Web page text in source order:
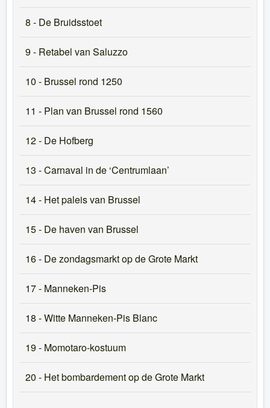
8 - De Bruidsstoet
9 - Retabel van Saluzzo
10 - Brussel rond 1250
11 - Plan van Brussel rond 1560
12 - De Hofberg
13 - Carnaval in de ‘Centrumlaan’
14 - Het paleis van Brussel
15 - De haven van Brussel
16 - De zondagsmarkt op de Grote Markt
17 - Manneken-Pis
18 - Witte Manneken-Pis Blanc
19 - Momotaro-kostuum
20 - Het bombardement op de Grote Markt